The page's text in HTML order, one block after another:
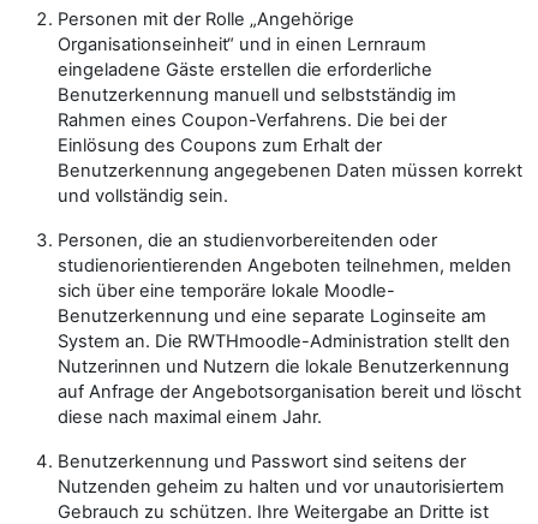
Personen mit der Rolle „Angehörige
Organisationseinheit“ und in einen Lernraum
eingeladene Gäste erstellen die erforderliche
Benutzerkennung manuell und selbstständig im
Rahmen eines Coupon-Verfahrens. Die bei der
Einlösung des Coupons zum Erhalt der
Benutzerkennung angegebenen Daten müssen korrekt
und vollständig sein.
Personen, die an studienvorbereitenden oder
studienorientierenden Angeboten teilnehmen, melden
sich über eine temporäre lokale Moodle-
Benutzerkennung und eine separate Loginseite am
System an. Die RWTHmoodle-Administration stellt den
Nutzerinnen und Nutzern die lokale Benutzerkennung
auf Anfrage der Angebotsorganisation bereit und löscht
diese nach maximal einem Jahr.
Benutzerkennung und Passwort sind seitens der
Nutzenden geheim zu halten und vor unautorisiertem
Gebrauch zu schützen. Ihre Weitergabe an Dritte ist